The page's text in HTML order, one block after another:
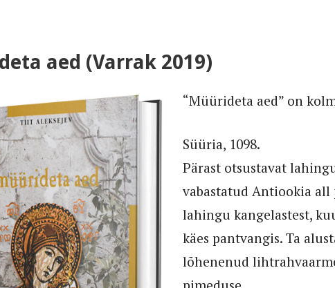
aed (Varrak 2019)
“Müürideta aed” on
Süüria, 1098.
Pärast otsustavat
vabastatud Antiookia all
lahingu kangelastest,
käes pantvangis. Ta
lõhenenud